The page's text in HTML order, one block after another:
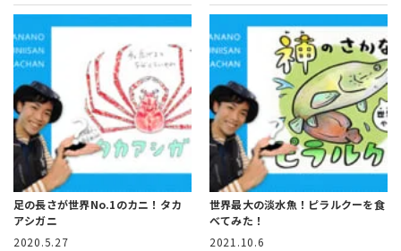
足の長さが世界No.1のカニ！タカ
アシガニ
2020.5.27
世界最大の淡水魚！ピラルクーを食
べてみた！
2021.10.6